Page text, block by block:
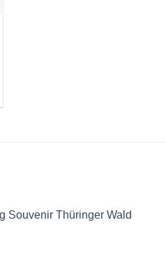
Souvenir Thüringer Wald